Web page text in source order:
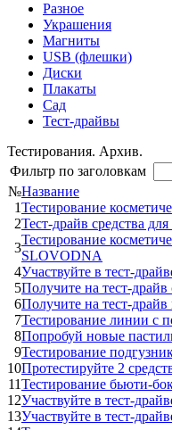
Разное
Украшения
Магниты
USB (флешки)
Диски
Плакаты
Сад
Тест-драйвы
Тестирования. Архив.
Фильтр по заголовкам
№Название
1Тестирование
2Тест-драйв средства
3
Тестирование
SLOVODNA
4Участвуйте в тест-
5Получите на тест-
6Получите на тест-
7Тестирование линии с
8Попробуй новые
9Тестирование
10Протестируйте 2
11Тестирование бьюти-
12Участвуйте в тест-
13Участвуйте в тест-